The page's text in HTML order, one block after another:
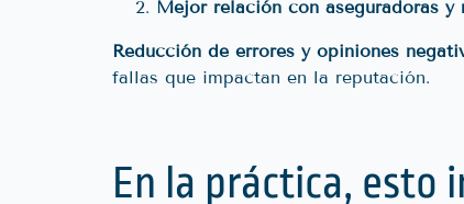
Mejor relación con aseguradoras y
Reducción de errores y opiniones
fallas que impactan en la reputación.
En la práctica, esto